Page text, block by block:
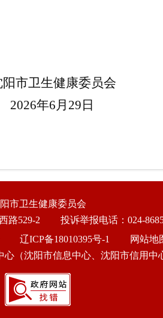
员会
2026年6月29日
市卫生健康委员会
路529-2 投诉举报电话：024-
辽ICP备18010395号-1
网站地
（沈阳市信息中心、沈阳市信用中